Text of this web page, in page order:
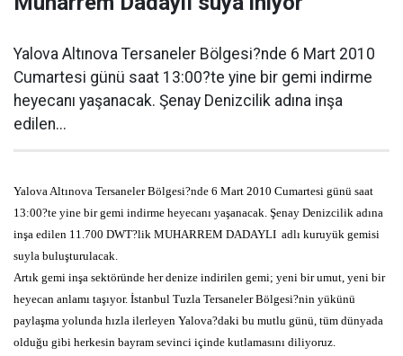
Yalova Altınova Tersaneler Bölgesi?nde 6 Mart 2010
Cumartesi günü saat 13:00?te yine bir gemi indirme
heyecanı yaşanacak. Şenay Denizcilik adına inşa
edilen...
Yalova Altınova Tersaneler Bölgesi?nde 6 Mart 2010 Cumartesi günü saat
13:00?te yine bir gemi indirme heyecanı yaşanacak. Şenay Denizcilik adına
inşa edilen 11.700 DWT?lik MUHARREM DADAYLI adlı kuruyük gemisi
suyla buluşturulacak.
Artık gemi inşa sektöründe her denize indirilen gemi; yeni bir umut, yeni bir
heyecan anlamı taşıyor. İstanbul Tuzla Tersaneler Bölgesi?nin yükünü
paylaşma yolunda hızla ilerleyen Yalova?daki bu mutlu günü, tüm dünyada
olduğu gibi herkesin bayram sevinci içinde kutlamasını diliyoruz.